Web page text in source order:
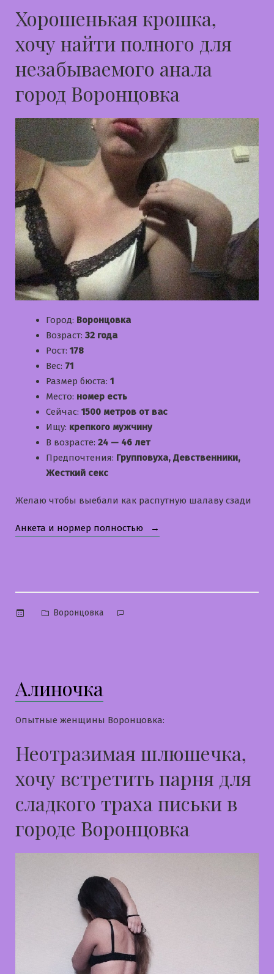
Хорошенькая крошка,
хочу найти полного для
незабываемого анала
город Воронцовка
Город: Воронцовка
Возраст: 32 года
Рост: 178
Вес: 71
Размер бюста: 1
Место: номер есть
Сейчас: 1500 метров от вас
Ищу: крепкого мужчину
В возрасте: 24 — 46 лет
Предпочтения: Групповуха, Девственники,
Жесткий секс
Желаю чтобы выебали как распутную шалаву сзади
Анкета и нормер полностью «Регина»
Опубликовано
Воронцовка
Алиночка
Опытные женщины Воронцовка:
Неотразимая шлюшечка,
хочу встретить парня для
сладкого траха письки в
городе Воронцовка